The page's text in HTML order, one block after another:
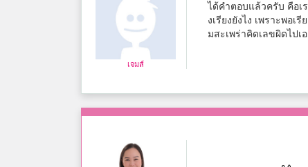
เจมส์
ได้คำตอบแล้วครับ คือเ
งเรียงยังไง เพราะพอ
มสะเพร่าคิดเลขผิดไปเ